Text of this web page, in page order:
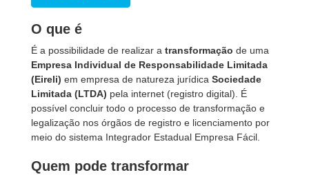
O que é
É a possibilidade de realizar a transformação de uma
Empresa Individual de Responsabilidade Limitada
(Eireli) em empresa de natureza jurídica Sociedade
Limitada (LTDA) pela internet (registro digital). É
possível concluir todo o processo de transformação e
legalização nos órgãos de registro e licenciamento por
meio do sistema Integrador Estadual Empresa Fácil.
Quem pode transformar